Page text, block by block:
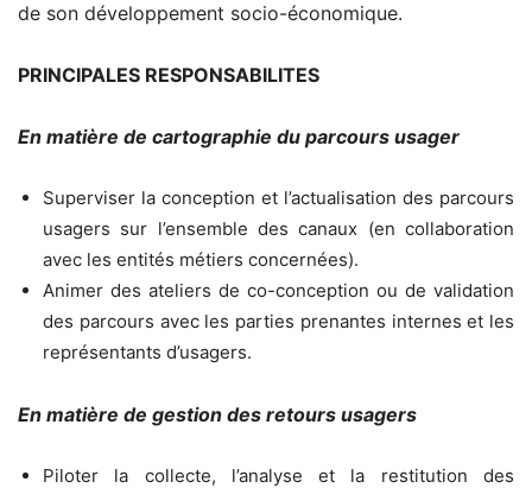
de son développement socio-économique.
PRINCIPALES RESPONSABILITES
En matière de cartographie du parcours usager
Superviser la conception et l’actualisation des parcours
usagers sur l’ensemble des canaux (en collaboration
avec les entités métiers concernées).
Animer des ateliers de co-conception ou de validation
des parcours avec les parties prenantes internes et les
représentants d’usagers.
En matière de gestion des retours usagers
Piloter la collecte, l’analyse et la restitution des